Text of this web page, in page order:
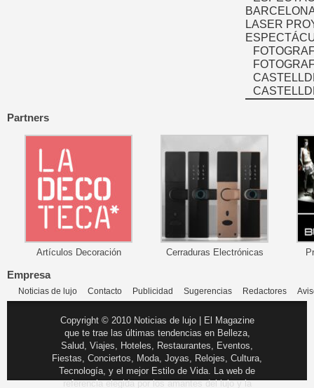
LASER
Partners
Artículos Decoración Cerraduras Electrónicas
Empresa
Noticias de lujo Contacto Publicidad Sugerencias Redactores
Copyright © 2010 Noticias de lujo | El Magazine
que te trae las últimas tendencias en Belleza,
Salud, Viajes, Hoteles, Restaurantes, Eventos,
Fiestas, Conciertos, Moda, Joyas, Relojes, Cultura,
Tecnología, y el mejor Estilo de Vida. La web de
referencia elegida por los amantes del lujo y la